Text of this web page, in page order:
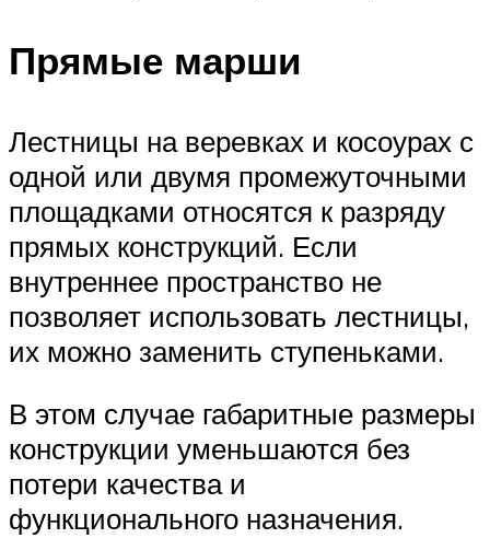
Прямые марши
Лестницы на веревках и косоурах с
одной или двумя промежуточными
площадками относятся к разряду
прямых конструкций. Если
внутреннее пространство не
позволяет использовать лестницы,
их можно заменить ступеньками.
В этом случае габаритные размеры
конструкции уменьшаются без
потери качества и
функционального назначения.